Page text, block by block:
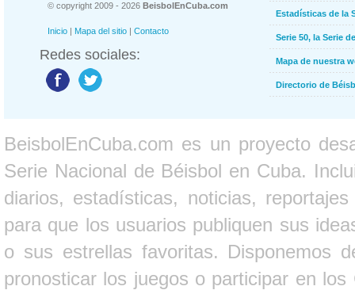
© copyright 2009 - 2026 BeisbolEnCuba.com
Inicio | Mapa del sitio | Contacto
Redes sociales:
Estadísticas de la
Serie 50, la Serie
Mapa de nuestra
Directorio de
BeisbolEnCuba.com es un proyecto
Serie Nacional de Béisbol en Cuba.
diarios, estadísticas, noticias,
para que los usuarios publiquen sus
o sus estrellas favoritas. Disponemos
pronosticar los juegos o participar en